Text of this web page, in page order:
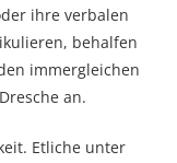
ihre verba­len
behalfen
immergleichen
an.
Etliche unter